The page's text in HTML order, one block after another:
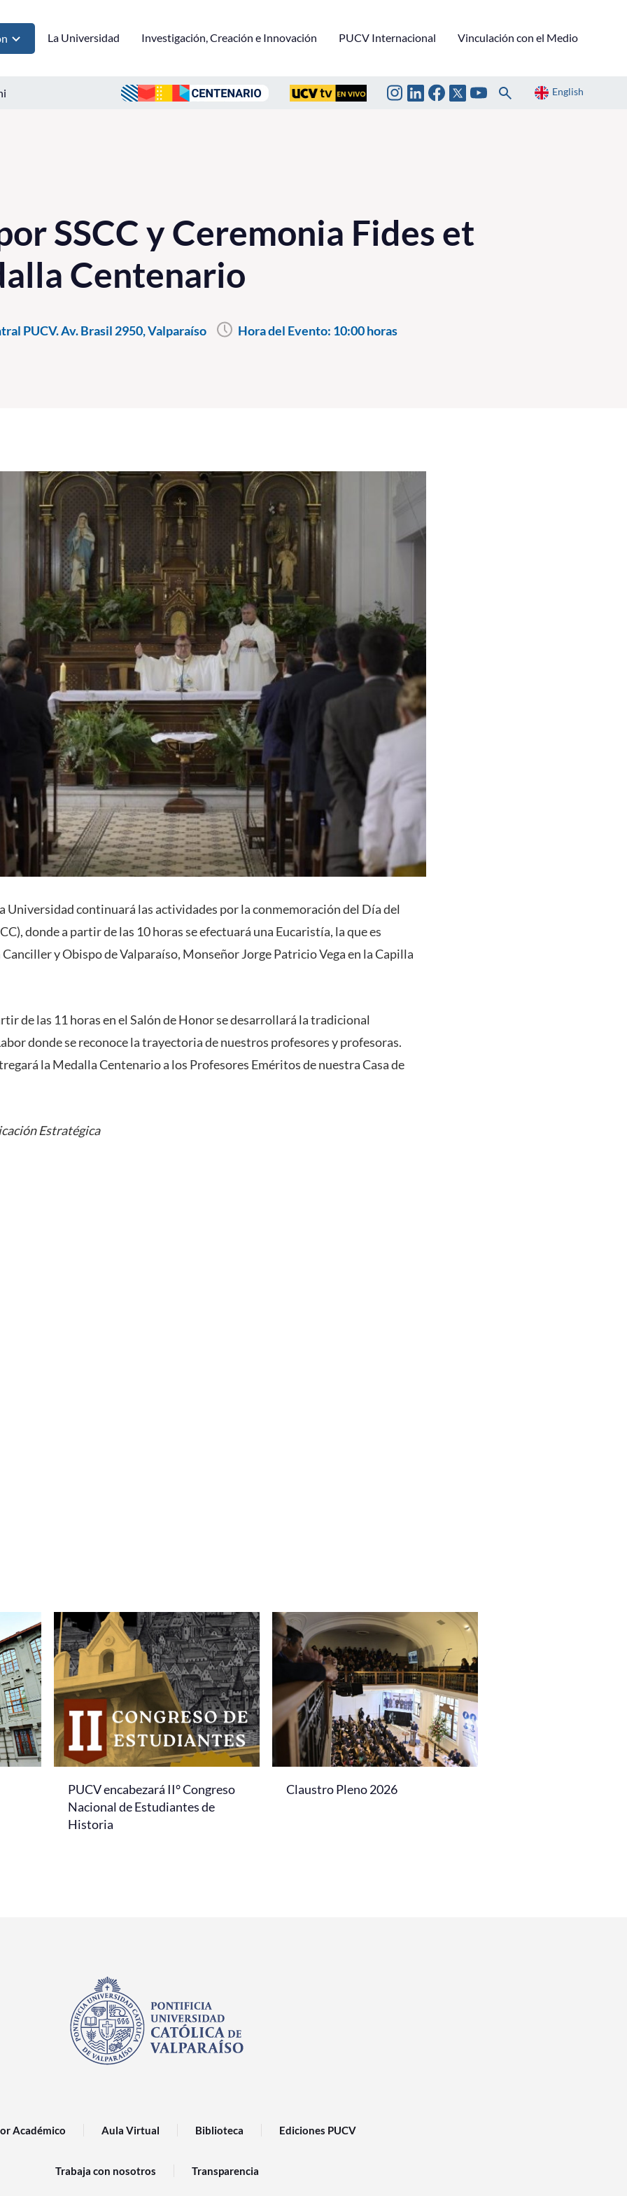
La Universidad Investigación, Creación e Innovación PUCV Internacional Vinculación con el Medio
English
SSCC y Ceremonia Fides et
Centenario
PUCV. Av. Brasil 2950, Valparaíso Hora del Evento: 10:00 horas
Universidad continuará las actividades por la conmemoración del Día del
donde a partir de las 10 horas se efectuará una Eucaristía, la que es
y Obispo de Valparaíso, Monseñor Jorge Patricio Vega en la Capilla
de las 11 horas en el Salón de Honor se desarrollará la tradicional
donde se reconoce la trayectoria de nuestros profesores y profesoras.
la Medalla Centenario a los Profesores Eméritos de nuestra Casa de
Estratégica
PUCV encabezará II° Congreso
Nacional de Estudiantes de
Historia
Claustro Pleno 2026
Académico Aula Virtual Biblioteca Ediciones PUCV
Trabaja con nosotros Transparencia